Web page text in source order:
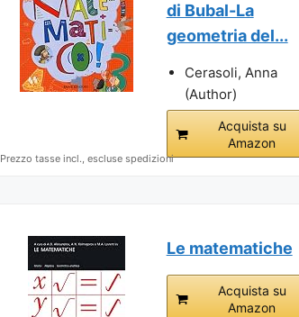
di Bubal-La
geometria del...
Cerasoli, Anna
(Author)
Acquista su
Amazon
Prezzo tasse incl., escluse spedizioni
Le matematiche
Acquista su
Amazon